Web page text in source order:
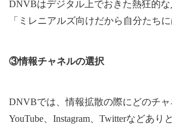
DNVBはデジタル上でおきた熱狂的
「ミレニアルズ向けだから自分たち
③情報チャネルの選択
DNVBでは、情報拡散の際にどのチ
YouTube、Instagram、Twitterなどあ